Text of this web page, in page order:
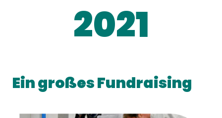
2021
Ein großes Fundraising